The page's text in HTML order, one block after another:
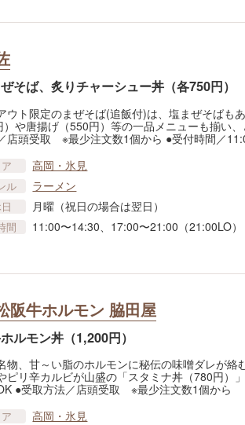
そば、炙りチャーシュー丼（各750円）
ウト限定のまぜそば(追飯付)は、塩まぜそばも
）や唐揚げ（550円）等の一品メニューも揃い
店頭受取 ※最少注文数1個から ●受付時間／
高岡・氷見
ル ラーメン
月曜（祝日の場合は翌日）
間 11:00〜14:30、17:00〜21:00（21:00LO）
阪牛ホルモン 脇田屋
ルモン丼（1,200円）
物、甘～い脂のホルモンに秘伝の味噌ダレが
ピリ辛カルビが山盛の「スタミナ丼（780円）
●受取方法／店頭受取 ※最少注文数1個か
高岡・氷見